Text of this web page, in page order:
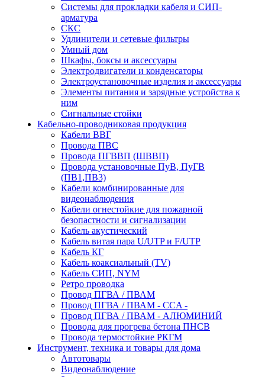
Системы для прокладки кабеля и СИП-
арматура
СКС
Удлинители и сетевые фильтры
Умный дом
Шкафы, боксы и аксессуары
Электродвигатели и конденсаторы
Электроустановочные изделия и аксессуары
Элементы питания и зарядные устройства к
ним
Сигнальные стойки
Кабельно-проводниковая продукция
Кабели ВВГ
Провода ПВС
Провода ПГВВП (ШВВП)
Провода установочные ПуВ, ПуГВ
(ПВ1,ПВ3)
Кабели комбинированные для
видеонаблюдения
Кабели огнестойкие для пожарной
безопастности и сигнализации
Кабель акустический
Кабель витая пара U/UTP и F/UTP
Кабель КГ
Кабель коаксиальный (TV)
Кабель СИП, NYM
Ретро проводка
Провод ПГВА / ПВАМ
Провод ПГВА / ПВАМ - CCA -
Провод ПГВА / ПВАМ - АЛЮМИНИЙ
Провода для прогрева бетона ПНСВ
Провода термостойкие РКГМ
Инструмент, техника и товары для дома
Автотовары
Видеонаблюдение